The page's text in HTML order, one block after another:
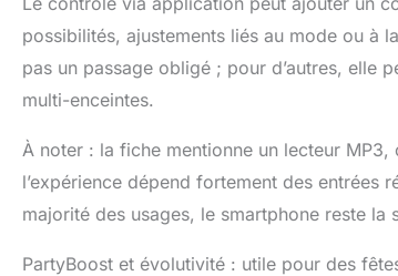
possibilités, ajustements liés au mode ou à
pas un passage obligé ; pour d’autres, elle
multi-enceintes.
À noter : la fiche mentionne un lecteur
l’expérience dépend fortement des entrées
majorité des usages, le smartphone reste la
PartyBoost et évolutivité : utile pour des